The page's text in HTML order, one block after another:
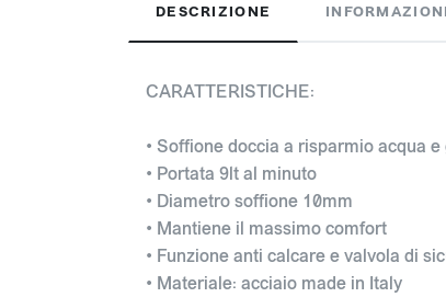
DESCRIZIONE
CARATTERISTICHE:
• Soffione doccia a risparmio acqua e
• Portata 9lt al minuto
• Diametro soffione 10mm
• Mantiene il massimo comfort
• Funzione anti calcare e valvola di
• Materiale: acciaio made in Italy